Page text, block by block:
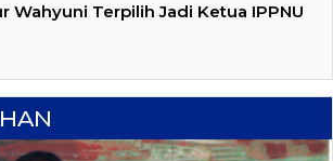
Wahyuni Terpilih Jadi Ketua IPPNU